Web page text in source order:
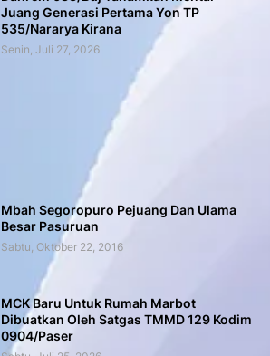
Juang Generasi Pertama Yon TP
535/Nararya Kirana
Senin, Juli 27, 2026
Mbah Segoropuro Pejuang Dan Ulama
Besar Pasuruan
Sabtu, Oktober 22, 2016
MCK Baru Untuk Rumah Marbot
Dibuatkan Oleh Satgas TMMD 129 Kodim
0904/Paser